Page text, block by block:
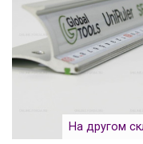
На другом